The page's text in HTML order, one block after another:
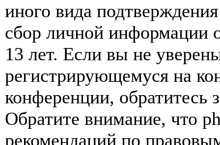
иного вида
сбор личной информации
13 лет. Если вы не
регистрирующемуся на
конференции, обратитесь
Обратите внимание, что
рекомендаций по